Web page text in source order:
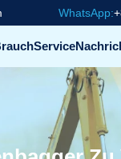
WhatsApp:
Service